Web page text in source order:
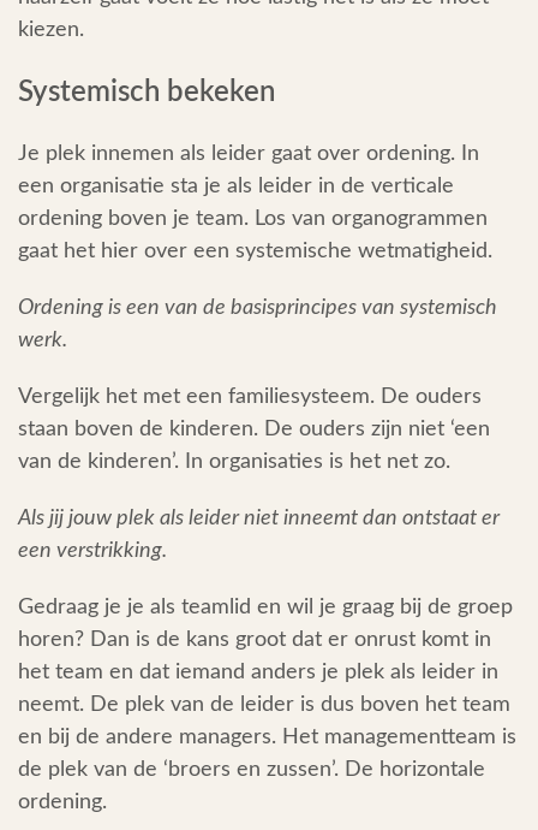
kiezen.
Systemisch bekeken
Je plek innemen als leider gaat over ordening. In
een organisatie sta je als leider in de verticale
ordening boven je team. Los van organogrammen
gaat het hier over een systemische wetmatigheid.
Ordening is een van de basisprincipes van systemisch
werk.
Vergelijk het met een familiesysteem. De ouders
staan boven de kinderen. De ouders zijn niet ‘een
van de kinderen’. In organisaties is het net zo.
Als jij jouw plek als leider niet inneemt dan ontstaat er
een verstrikking.
Gedraag je je als teamlid en wil je graag bij de groep
horen? Dan is de kans groot dat er onrust komt in
het team en dat iemand anders je plek als leider in
neemt. De plek van de leider is dus boven het team
en bij de andere managers. Het managementteam is
de plek van de ‘broers en zussen’. De horizontale
ordening.